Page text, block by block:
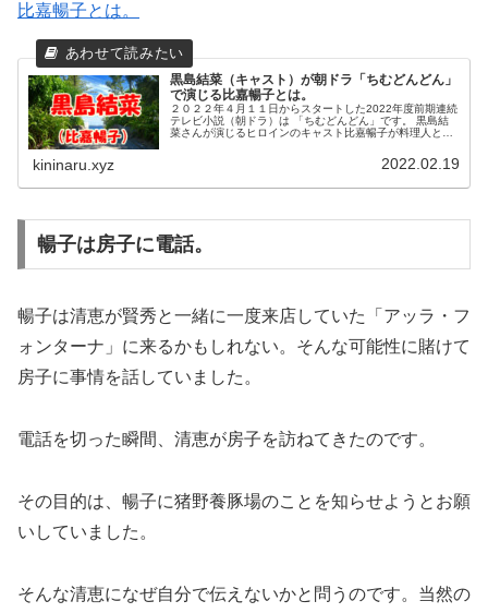
比嘉暢子とは。
黒島結菜（キャスト）が朝ドラ「ちむどんどん」
で演じる比嘉暢子とは。
２０２２年４月１１日からスタートした2022年度前期連続
テレビ小説（朝ドラ）は 「ちむどんどん」です。 黒島結
菜さんが演じるヒロインのキャスト比嘉暢子が料理人とし
kininaru.xyz 2022.02.19
暢子は房子に電話。
暢子は清恵が賢秀と一緒に一度来店していた「アッラ・フ
ォンターナ」に来るかもしれない。そんな可能性に賭けて
房子に事情を話していました。
電話を切った瞬間、清恵が房子を訪ねてきたのです。
その目的は、暢子に猪野養豚場のことを知らせようとお願
いしていました。
そんな清恵になぜ自分で伝えないかと問うのです。当然の